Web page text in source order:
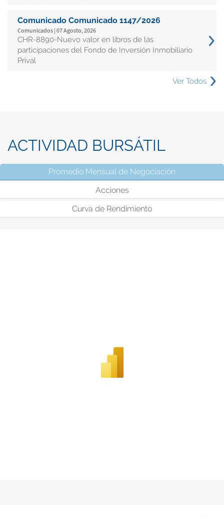
Comunicado Comunicado 1147/2026
Comunicados | 07 Agosto, 2026
CHR-8890-Nuevo valor en libros de las
participaciones del Fondo de Inversión Inmobiliario
Prival
Ver Todos
ACTIVIDAD BURSÁTIL
Promedio Mensual de Negociación
Acciones
Curva de Rendimiento